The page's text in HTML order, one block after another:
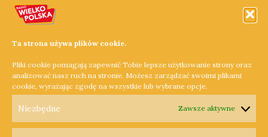
Ta strona używa plików cookie.
Pliki cookie pomagają zapewnić Tobie lepsze użytkowanie strony oraz
analizować nasz ruch na stronie. Możesz zarządzać swoimi plikami
cookie, wyrażając zgodę na wszystkie lub wybrane opcje.
Niezbędne Zawsze aktywne